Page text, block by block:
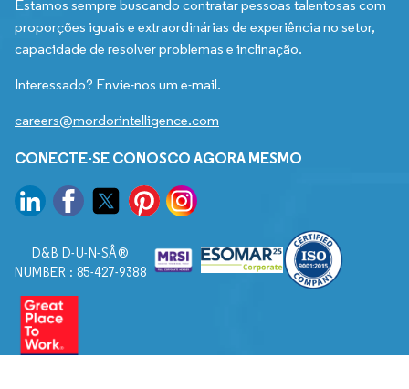
Estamos sempre buscando contratar pessoas talentosas com
proporções iguais e extraordinárias de experiência no setor,
capacidade de resolver problemas e inclinação.
Interessado? Envie-nos um e-mail.
careers@mordorintelligence.com
CONECTE-SE CONOSCO AGORA MESMO
D&B D-U-N-SÂ®
NUMBER : 85-427-9388